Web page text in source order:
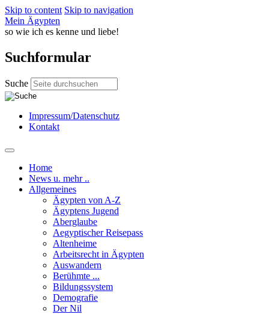
Skip to content Skip to navigation
Mein Ägypten
so wie ich es kenne und liebe!
Suchformular
Suche
Impressum/Datenschutz
Kontakt
Home
News u. mehr ..
Allgemeines
Ägypten von A-Z
Ägyptens Jugend
Aberglaube
Aegyptischer Reisepass
Altenheime
Arbeitsrecht in Ägypten
Auswandern
Berühmte ...
Bildungssystem
Demografie
Der Nil